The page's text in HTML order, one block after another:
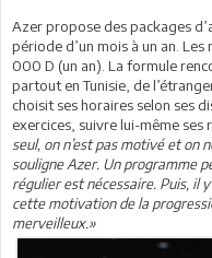
Azer propose des packages
période d’un mois à un an.
000 D (un an). La formule
partout en Tunisie, de
choisit ses horaires selon ses
exercices, suivre lui-même ses
seul, on n’est pas motivé et on
souligne Azer. Un programme
régulier est nécessaire. Puis, il
cette motivation de la
merveilleux.»